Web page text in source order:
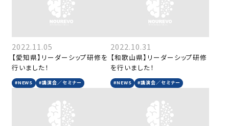
2022.11.05
【愛知県】リーダーシップ研修を
行いました！
#NEWS #講演会／セミナー
2022.10.31
【和歌山県】リーダーシップ研修
を行いました！
#NEWS #講演会／セミナー